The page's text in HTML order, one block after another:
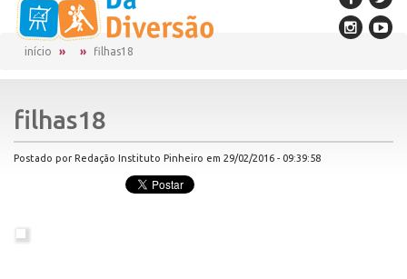
início filhas18
filhas18
Postado por Redação Instituto Pinheiro em 29/02/2016 - 09:39:58